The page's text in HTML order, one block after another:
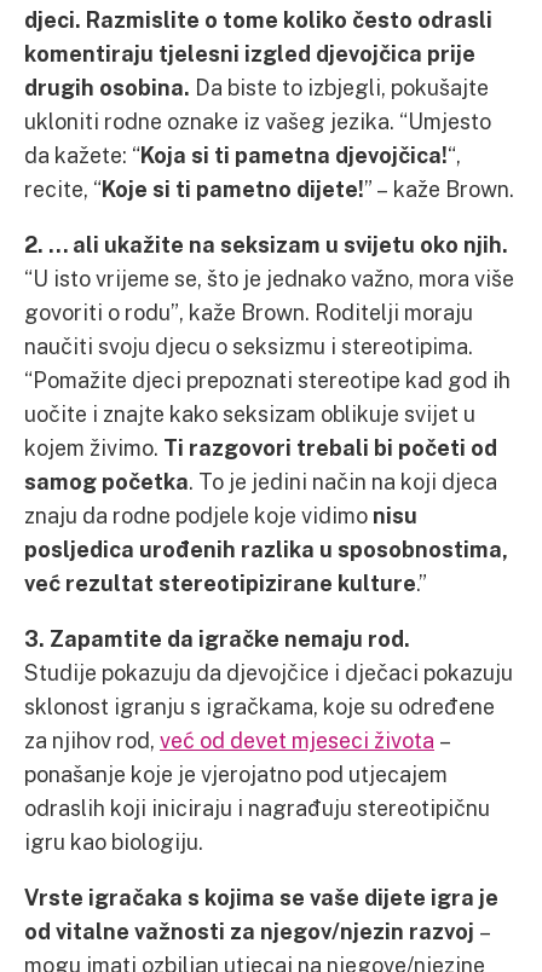
djeci. Razmislite o tome koliko često odrasli
komentiraju tjelesni izgled djevojčica prije
drugih osobina. Da biste to izbjegli, pokušajte
ukloniti rodne oznake iz vašeg jezika. “Umjesto
da kažete: “Koja si ti pametna djevojčica!“,
recite, “Koje si ti pametno dijete!” – kaže Brown.
2. … ali ukažite na seksizam u svijetu oko njih.
“U isto vrijeme se, što je jednako važno, mora više
govoriti o rodu”, kaže Brown. Roditelji moraju
naučiti svoju djecu o seksizmu i stereotipima.
“Pomažite djeci prepoznati stereotipe kad god ih
uočite i znajte kako seksizam oblikuje svijet u
kojem živimo. Ti razgovori trebali bi početi od
samog početka. To je jedini način na koji djeca
znaju da rodne podjele koje vidimo nisu
posljedica urođenih razlika u sposobnostima,
već rezultat stereotipizirane kulture.”
3. Zapamtite da igračke nemaju rod.
Studije pokazuju da djevojčice i dječaci pokazuju
sklonost igranju s igračkama, koje su određene
za njihov rod, već od devet mjeseci života –
ponašanje koje je vjerojatno pod utjecajem
odraslih koji iniciraju i nagrađuju stereotipičnu
igru kao biologiju.
Vrste igračaka s kojima se vaše dijete igra je
od vitalne važnosti za njegov/njezin razvoj –
mogu imati ozbiljan utjecaj na njegove/njezine